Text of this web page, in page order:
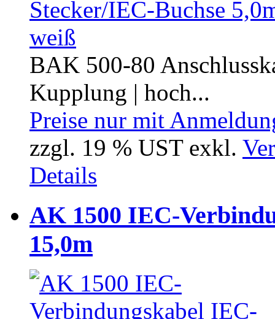
BAK 500-80
Kupplung | hoch...
Preise nur mit
zzgl. 19 % UST exkl.
Details
AK 1500 IEC-
15,0m